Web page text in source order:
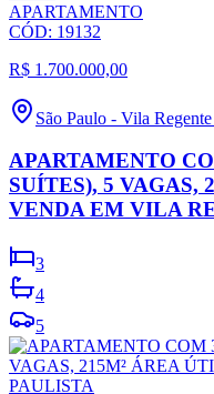
APARTAMENTO
CÓD: 19132
R$ 1.700.000,00
São Paulo - Vila
APARTAMENTO
SUÍTES), 5 VAGAS,
VENDA EM VILA
3
4
5